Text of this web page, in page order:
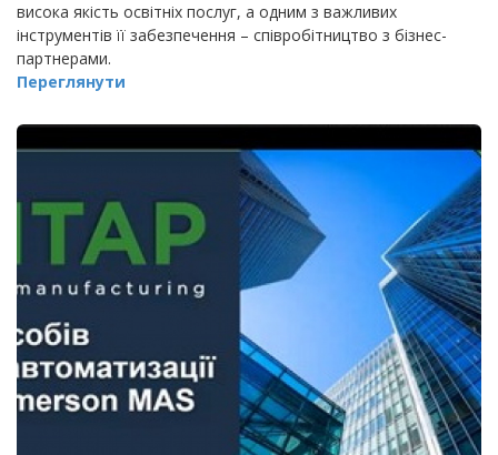
висока якість освітніх послуг, а одним з важливих
інструментів її забезпечення – співробітництво з бізнес-
партнерами.
Переглянути